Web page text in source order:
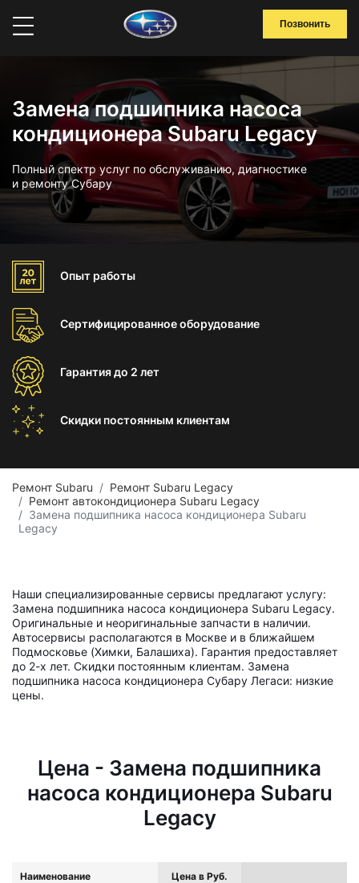
Позвонить
Замена подшипника насоса
кондиционера Subaru Legacy
Полный спектр услуг по обслуживанию, диагностике
и ремонту Субару
Опыт работы
Сертифицированноеоборудование
Гарантиядо 2 лет
Скидки постоянным клиентам
Ремонт Subaru
Ремонт Subaru Legacy
Ремонт автокондиционера Subaru Legacy
Замена подшипника насоса кондиционера Subaru
Legacy
Наши специализированные сервисы предлагают услугу:
Замена подшипника насоса кондиционера Subaru Legacy.
Оригинальные и неоригинальные запчасти в наличии.
Автосервисы располагаются в Москве и в ближайшем
Подмосковье (Химки, Балашиха). Гарантия предоставляет
до 2-х лет. Скидки постоянным клиентам. Замена
подшипника насоса кондиционера Субару Легаси: низкие
цены.
Цена - Замена подшипника
насоса кондиционера Subaru
Legacy
Наименование Цена в Руб.